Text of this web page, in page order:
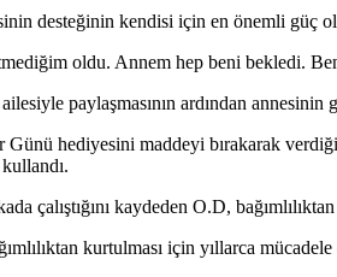
desteğinin kendisi için en önemli güç
oldu. Annem hep beni bekledi. Ben
ailesiyle paylaşmasının ardından
Günü hediyesini maddeyi bırakarak
çalıştığını kaydeden O.D,
kurtulması için yıllarca